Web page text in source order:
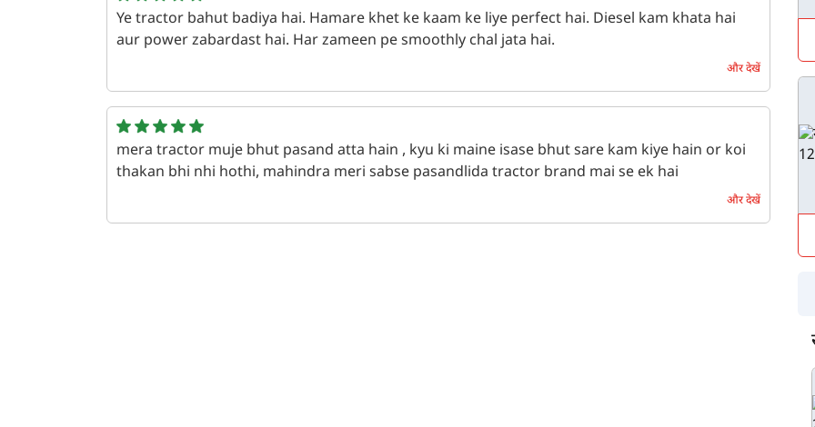
Ye tractor bahut badiya hai. Hamare khet ke kaam ke liye perfect hai. Diesel kam khata hai
और देखें
mera tractor muje bhut pasand atta hain , kyu ki maine isase bhut sare kam kiye hain or koi
और देखें